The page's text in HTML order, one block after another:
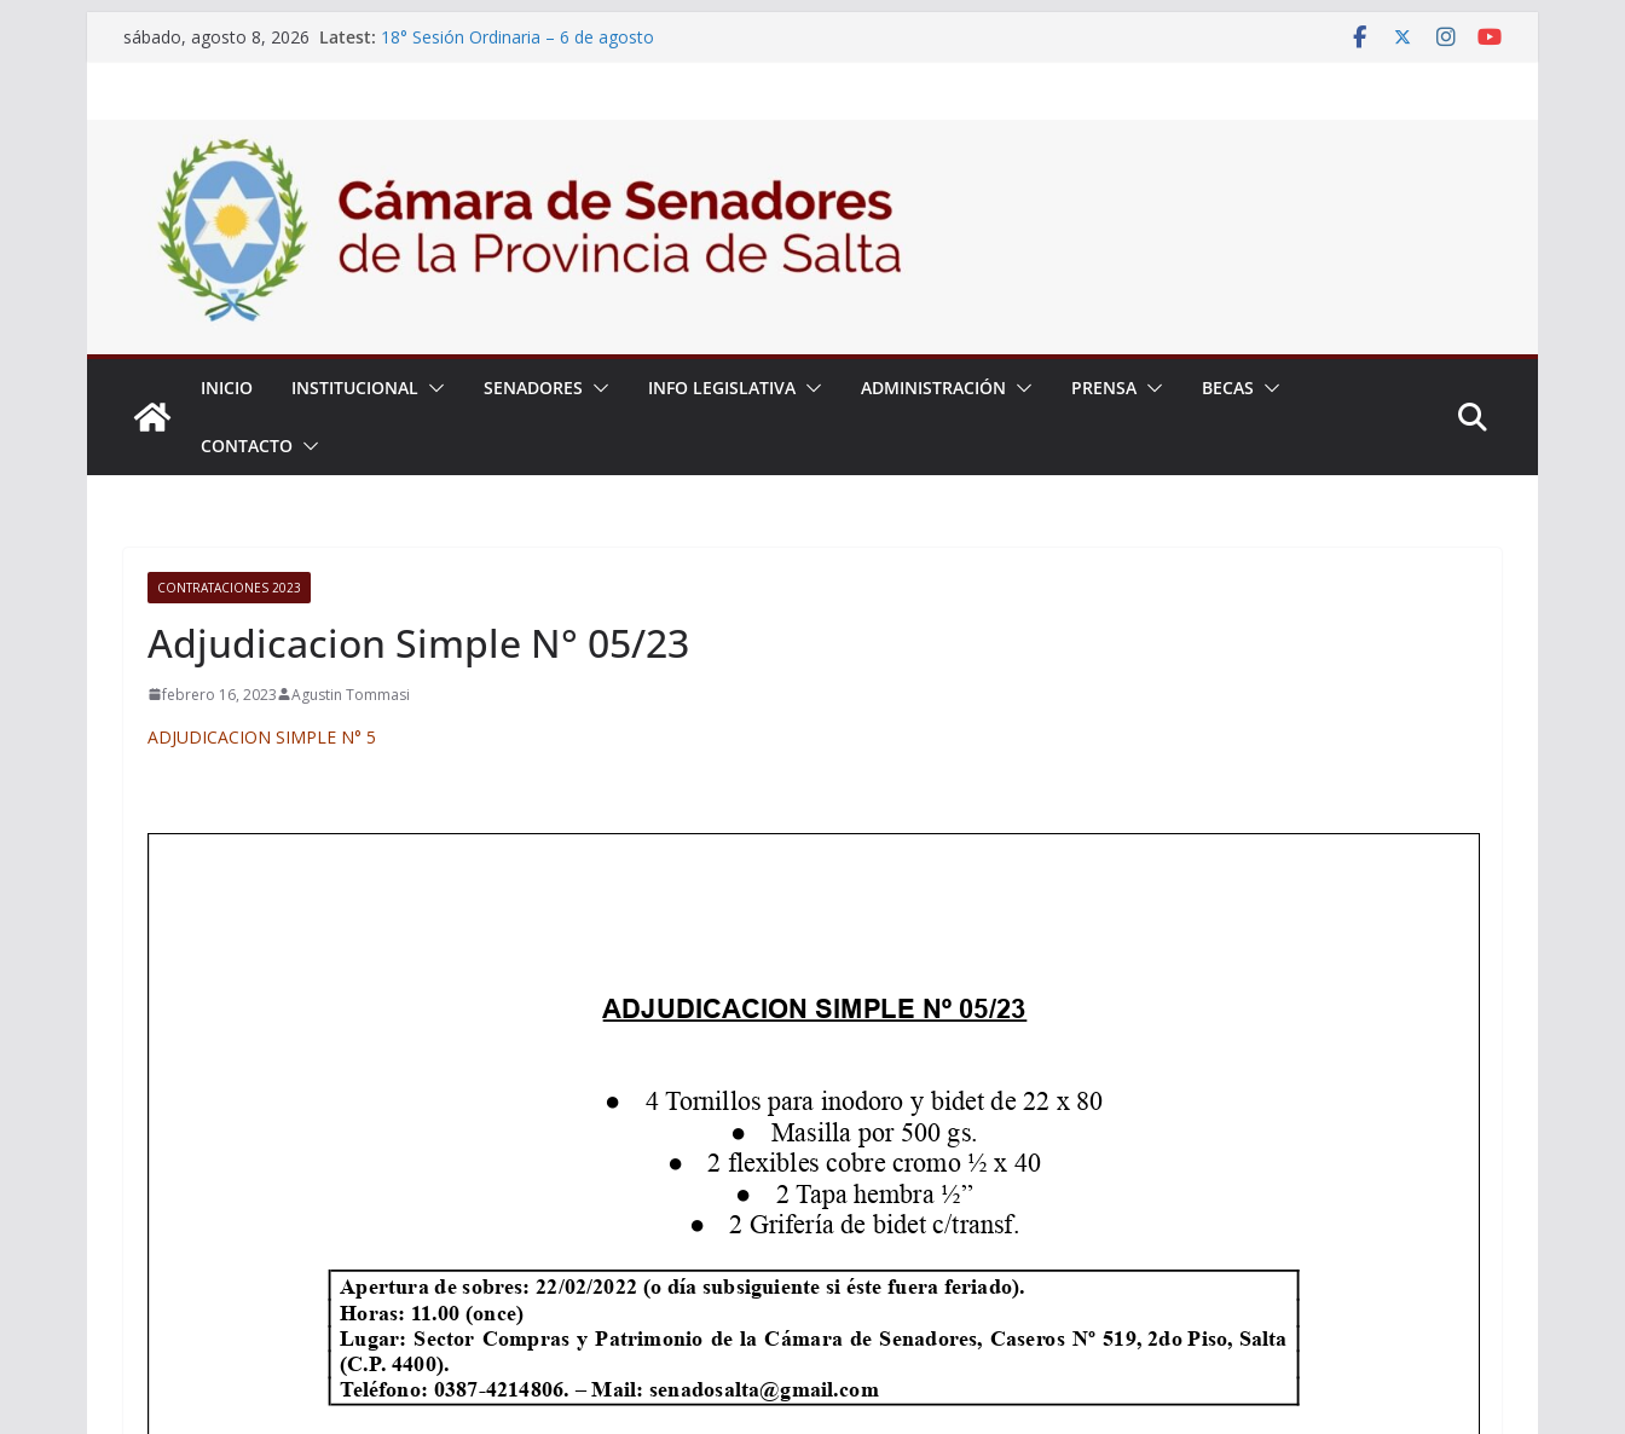
sábado, agosto 8, 2026 Latest: 18° Sesión Ordinaria – 6 de agosto
Expte. Nº 90-34.516/2026 – 06/08/26 – Créase el Ente Salteño
de Protección y Control Vegetal
INICIO INSTITUCIONAL SENADORES INFO LEGISLATIVA ADMINISTRACIÓN PRENSA BECAS
CONTACTO
CONTRATACIONES 2023
Adjudicacion Simple N° 05/23
febrero 16, 2023 Agustin Tommasi
ADJUDICACION SIMPLE N° 5